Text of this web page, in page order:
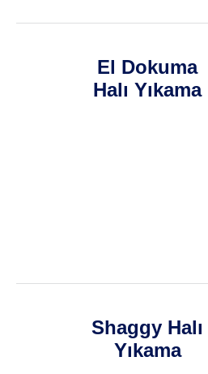
El Dokuma
Halı Yıkama
Shaggy Halı
Yıkama